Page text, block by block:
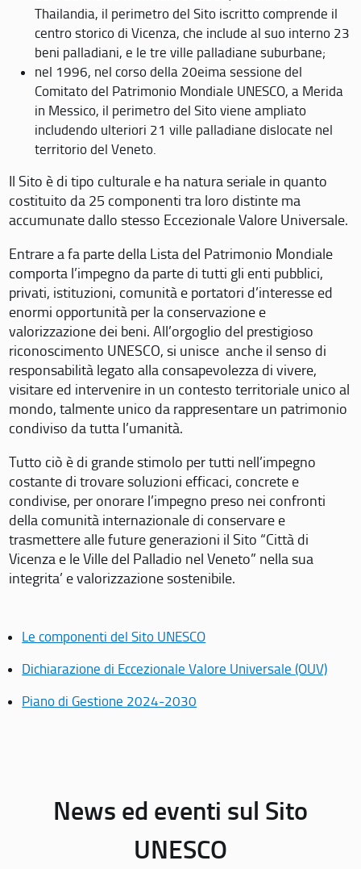
Thailandia, il perimetro del Sito iscritto comprende il
centro storico di Vicenza, che include al suo interno 23
beni palladiani, e le tre ville palladiane suburbane;
nel 1996, nel corso della 20eima sessione del
Comitato del Patrimonio Mondiale UNESCO, a Merida
in Messico, il perimetro del Sito viene ampliato
includendo ulteriori 21 ville palladiane dislocate nel
territorio del Veneto.
Il Sito è di tipo culturale e ha natura seriale in quanto
costituito da 25 componenti tra loro distinte ma
accumunate dallo stesso Eccezionale Valore Universale.
Entrare a fa parte della Lista del Patrimonio Mondiale
comporta l’impegno da parte di tutti gli enti pubblici,
privati, istituzioni, comunità e portatori d’interesse ed
enormi opportunità per la conservazione e
valorizzazione dei beni. All’orgoglio del prestigioso
riconoscimento UNESCO, si unisce anche il senso di
responsabilità legato alla consapevolezza di vivere,
visitare ed intervenire in un contesto territoriale unico al
mondo, talmente unico da rappresentare un patrimonio
condiviso da tutta l’umanità.
Tutto ciò è di grande stimolo per tutti nell’impegno
costante di trovare soluzioni efficaci, concrete e
condivise, per onorare l’impegno preso nei confronti
della comunità internazionale di conservare e
trasmettere alle future generazioni il Sito “Città di
Vicenza e le Ville del Palladio nel Veneto” nella sua
integrita’ e valorizzazione sostenibile.
Le componenti del Sito UNESCO
Dichiarazione di Eccezionale Valore Universale (OUV)
Piano di Gestione 2024-2030
News ed eventi sul Sito
UNESCO